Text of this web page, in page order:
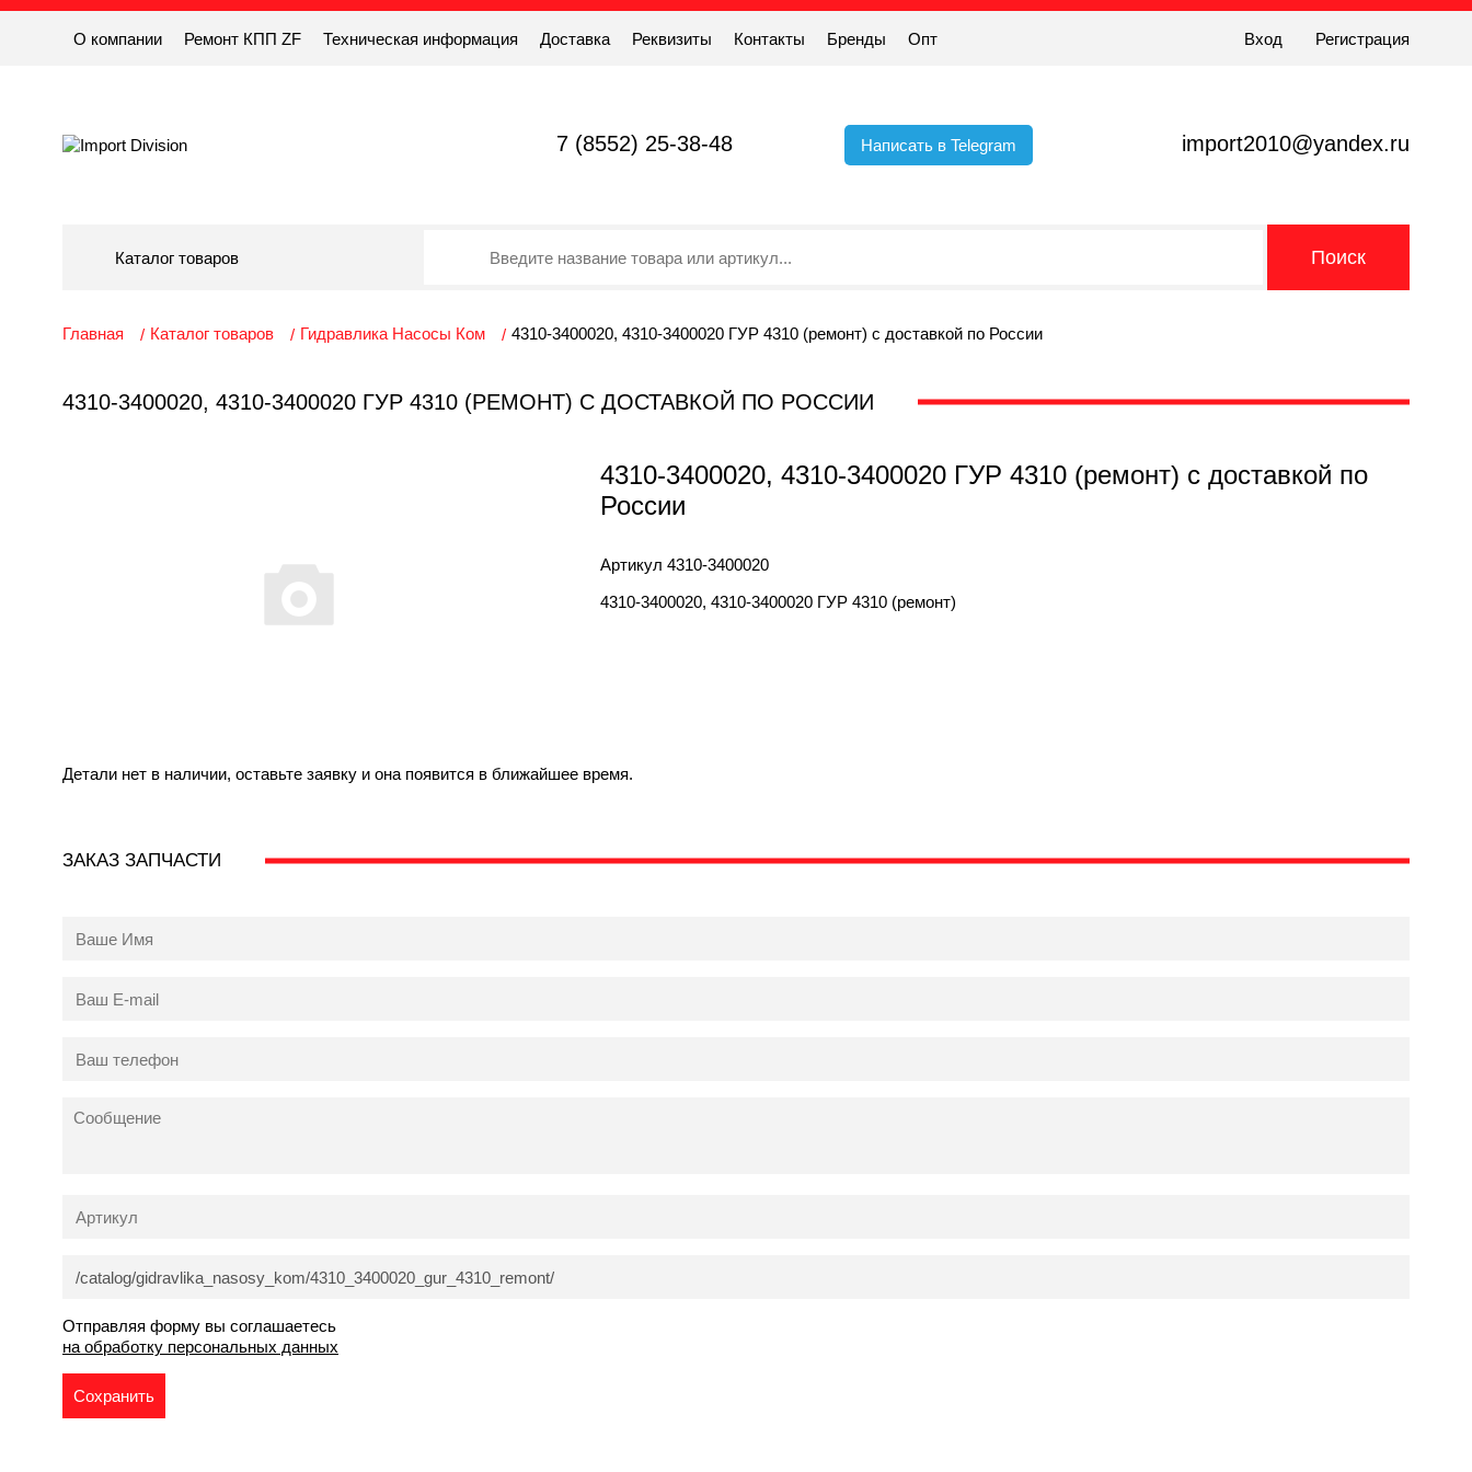
О компании Ремонт КПП ZF Техническая информация Доставка Реквизиты Контакты Бренды Опт Вход Регистрация
7 (8552) 25-38-48 Написать в Telegram import2010@yandex.ru
Каталог товаров
Главная Каталог товаров Гидравлика Насосы Ком 4310-3400020, 4310-3400020 ГУР 4310 (ремонт) с доставкой по России
4310-3400020, 4310-3400020 ГУР 4310 (РЕМОНТ) С ДОСТАВКОЙ ПО РОССИИ
4310-3400020, 4310-3400020 ГУР 4310 (ремонт) с доставкой по
России
Артикул 4310-3400020
4310-3400020, 4310-3400020 ГУР 4310 (ремонт)
Детали нет в наличии, оставьте заявку и она появится в ближайшее время.
ЗАКАЗ ЗАПЧАСТИ
Отправляя форму вы соглашаетесь
на обработку персональных данных